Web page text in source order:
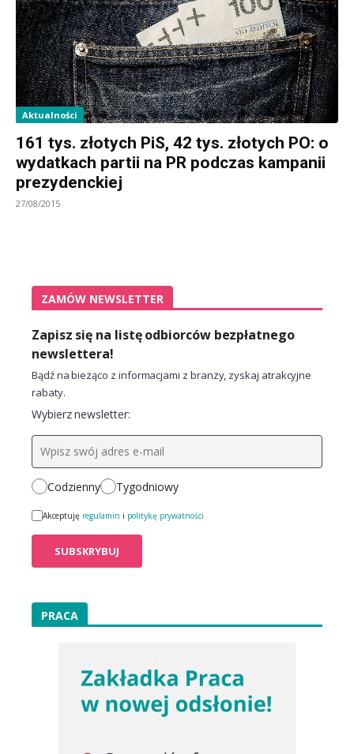
Aktualności
161 tys. złotych PiS, 42 tys. złotych PO: o
wydatkach partii na PR podczas kampanii
prezydenckiej
27/08/2015
ZAMÓW NEWSLETTER
Zapisz się na listę odbiorców bezpłatnego
newslettera!
Bądź na bieżąco z informacjami z branży, zyskaj atrakcyjne
rabaty.
Wybierz newsletter:
Codzienny Tygodniowy
Akceptuję regulamin i politykę prywatności
PRACA